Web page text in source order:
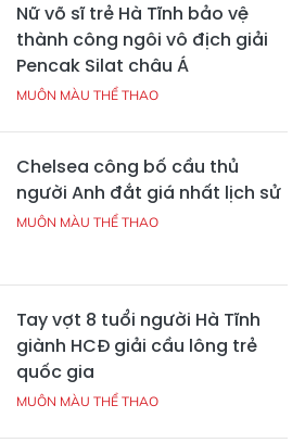
Nữ võ sĩ trẻ Hà Tĩnh bảo vệ
thành công ngôi vô địch giải
Pencak Silat châu Á
MUÔN MÀU THỂ THAO
Chelsea công bố cầu thủ
người Anh đắt giá nhất lịch sử
MUÔN MÀU THỂ THAO
Tay vợt 8 tuổi người Hà Tĩnh
giành HCĐ giải cầu lông trẻ
quốc gia
MUÔN MÀU THỂ THAO